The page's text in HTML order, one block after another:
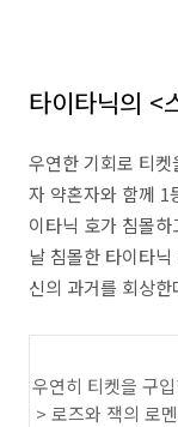
타이타닉의 <
우연한 기회로 티
자 약혼자와 함께 1
이타닉 호가 침몰하
날 침몰한 타이타
신의 과거를 회상한
우연히 티켓을 구
> 로즈와 잭의 로